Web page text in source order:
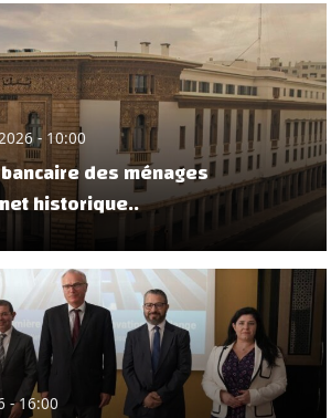
- 10:00
des ménages
historique..
- 16:00